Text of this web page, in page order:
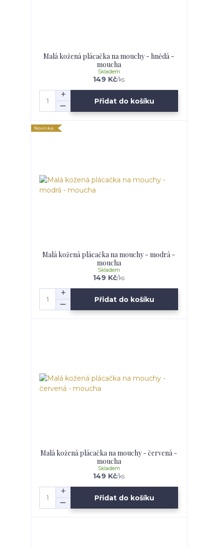
Malá kožená plácačka na mouchy - hnědá -
moucha
149 Kč/ks
Skladem
Přidat do košíku
Novinka
Malá kožená plácačka na mouchy - modrá -
moucha
149 Kč/ks
Skladem
Přidat do košíku
Malá kožená plácačka na mouchy - červená -
moucha
149 Kč/ks
Skladem
Přidat do košíku